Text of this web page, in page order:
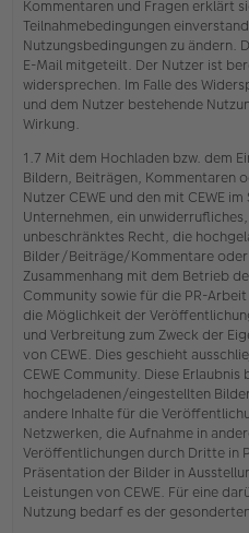
Kommentaren und Fragen erklärt
Teilnahmebedingungen
Nutzungsbedingungen zu ändern.
E-Mail mitgeteilt. Der Nutzer ist
widersprechen. Im Falle des
und dem Nutzer bestehende
Wirkung.
1.7 Mit dem Hochladen bzw. dem
Bildern, Beiträgen, Kommentaren
Nutzer CEWE und den mit CEWE
Unternehmen, ein
unbeschränktes Recht, die
Bilder/Beiträge/Kommentare oder
Zusammenhang mit dem Betrieb
Community sowie für die PR-
die Möglichkeit der
und Verbreitung zum Zweck der
von CEWE. Dies geschieht
CEWE Community. Diese
hochgeladenen/eingestellten
andere Inhalte für die
Netzwerken, die Aufnahme in
Veröffentlichungen durch Dritte in
Präsentation der Bilder in
Leistungen von CEWE. Für eine
Nutzung bedarf es der